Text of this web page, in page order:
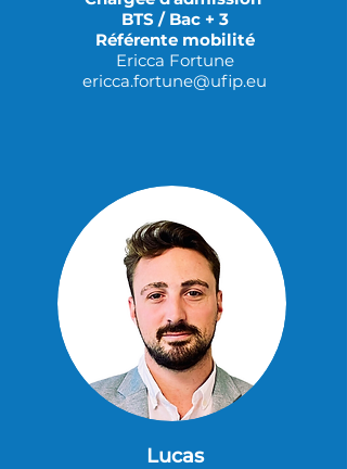
BTS / Bac + 3
Référente mobilité
Ericca Fortune
ericca.fortune@ufip.eu
Lucas